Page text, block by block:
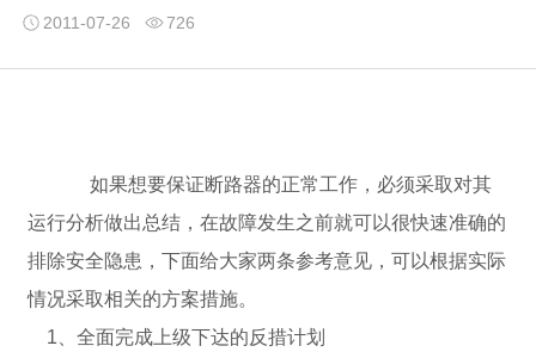
2011-07-26 726
如果想要保证断路器的正常工作，必须采取对其
运行分析做出总结，在故障发生之前就可以很快速准确的
排除安全隐患，下面给大家两条参考意见，可以根据实际
情况采取相关的方案措施。
1、全面完成上级下达的反措计划